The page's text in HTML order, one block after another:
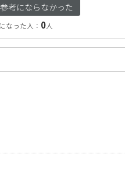
参考にならなかった
なった人： 0人